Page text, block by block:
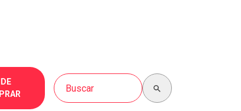
Buscar no site